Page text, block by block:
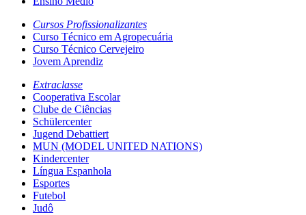
Cursos Profissionalizantes
Curso Técnico em Agropecuária
Curso Técnico Cervejeiro
Jovem Aprendiz
Extraclasse
Cooperativa Escolar
Clube de Ciências
Schülercenter
Jugend Debattiert
MUN (MODEL UNITED NATIONS)
Kindercenter
Língua Espanhola
Esportes
Futebol
Judô